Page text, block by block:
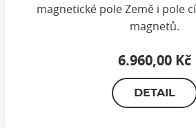
magnetické pole Země i pole
magnetů.
6.960,00 Kč
DETAIL